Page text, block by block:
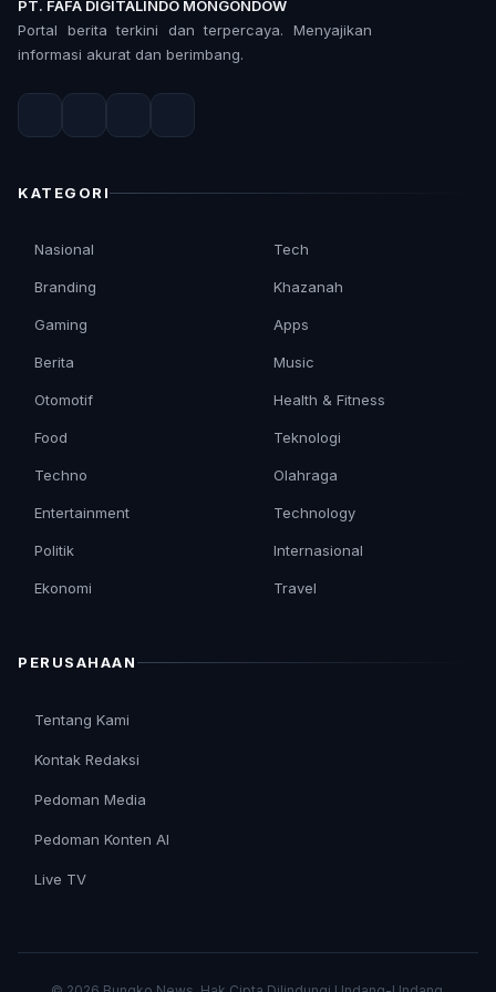
PT. FAFA DIGITALINDO MONGONDOW
Portal berita terkini dan terpercaya. Menyajikan
informasi akurat dan berimbang.
KATEGORI
Nasional
Branding
Gaming
Berita
Otomotif
Tech
Khazanah
Apps
Music
Health & Fitness
Food
Techno
Entertainment
Politik
Ekonomi
Teknologi
Olahraga
Technology
Internasional
Travel
PERUSAHAAN
Tentang Kami
Kontak Redaksi
Pedoman Media
Pedoman Konten AI
Live TV